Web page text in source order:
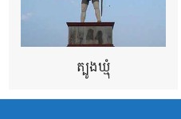
ត្បូងឃ្មុំ